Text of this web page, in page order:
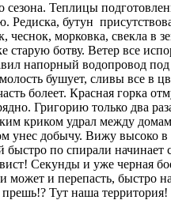
сезона. Теплицы
Редиска, бутун
морковка, свекла в
старую ботву. Ветер все
напорный водопровод
бушует, сливы все в
болеет. Красная горка
Григорию только два
криком удрал между
унес добычу. Вижу высоко
по спирали начинает
Секунды и уже черная
может и перепасть, быстро
Тут наша